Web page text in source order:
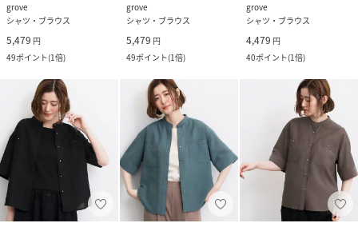
grove
シャツ・ブラウス
5,479 円
49ポイント(1倍)
grove
シャツ・ブラウス
5,479 円
49ポイント(1倍)
grove
シャツ・ブラウス
4,479 円
40ポイント(1倍)